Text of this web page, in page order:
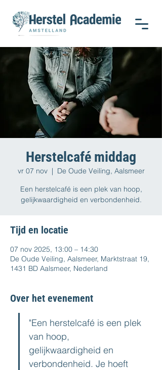
Herstelcafé middag
vr 07 nov
  |
De Oude Veiling, Aalsmeer
Een herstelcafé is een plek van hoop,
gelijkwaardigheid en verbondenheid.
Tijd en locatie
07 nov 2025, 13:00 – 14:30
De Oude Veiling, Aalsmeer, Marktstraat 19,
1431 BD Aalsmeer, Nederland
Over het evenement
"Een herstelcafé is een plek
van hoop,
gelijkwaardigheid en
verbondenheid. Je hoeft